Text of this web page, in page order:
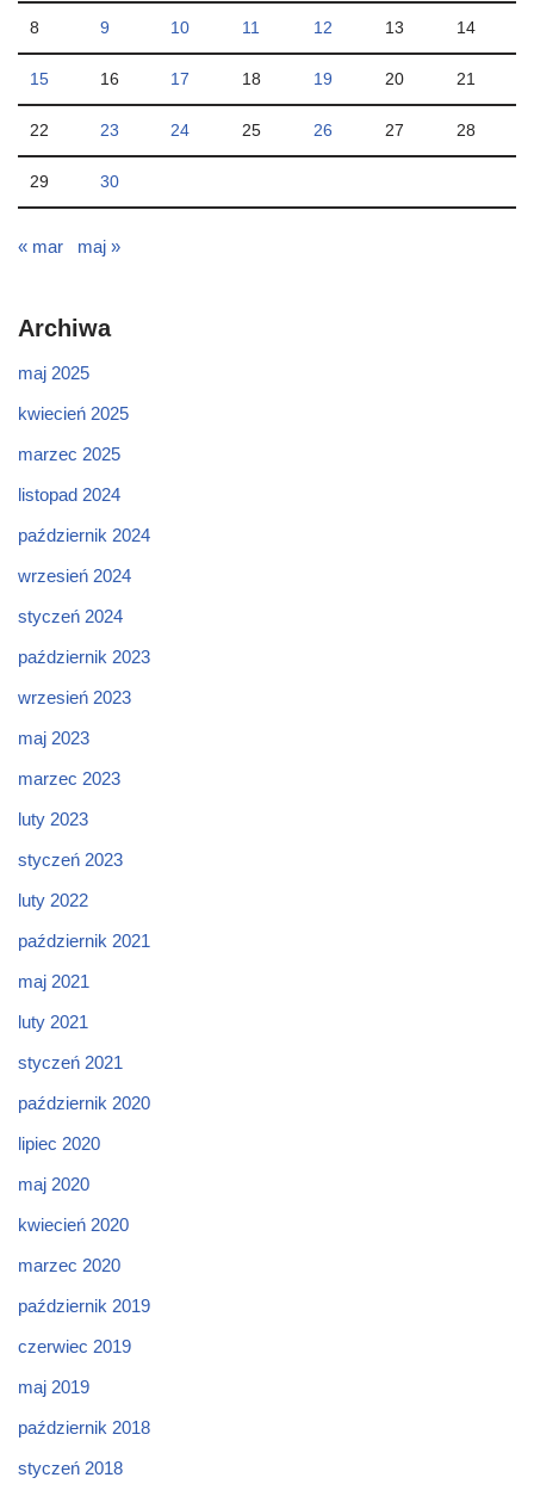
8 9 10 11 12 13 14
15 16 17 18 19 20 21
22 23 24 25 26 27 28
29 30
« mar maj »
Archiwa
maj 2025
kwiecień 2025
marzec 2025
listopad 2024
październik 2024
wrzesień 2024
styczeń 2024
październik 2023
wrzesień 2023
maj 2023
marzec 2023
luty 2023
styczeń 2023
luty 2022
październik 2021
maj 2021
luty 2021
styczeń 2021
październik 2020
lipiec 2020
maj 2020
kwiecień 2020
marzec 2020
październik 2019
czerwiec 2019
maj 2019
październik 2018
styczeń 2018